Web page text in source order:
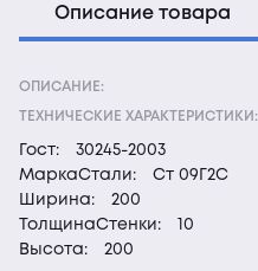
Описание товара
ОПИСАНИЕ:
ТЕХНИЧЕСКИЕ ХАРАКТЕРИСТИКИ:
Гост:
30245-2003
МаркаСтали:
Ст 09Г2С
Ширина:
200
ТолщинаСтенки:
10
Высота:
200